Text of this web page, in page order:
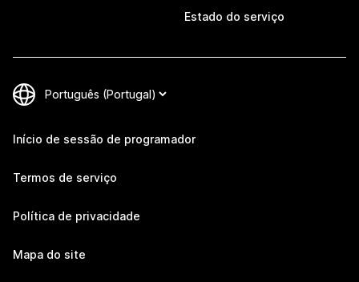
Estado do serviço
Início de sessão de programador
Termos de serviço
Política de privacidade
Mapa do site